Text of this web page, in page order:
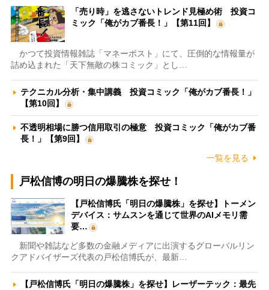
「売り時」を逃さないトレンド見極め術 投資コ
ミック「俺がカブ番長！」【第11回】
かつて投資情報雑誌「マネーポスト」にて、圧倒的な情報量が
詰め込まれた「天下無敵の株コミック」とし…
テクニカル分析・集中講義 投資コミック「俺がカブ番長！」
【第10回】
不透明相場に勝つ信用取引の極意 投資コミック「俺がカブ番
長！」【第9回】
一覧を見る
戸松信博の明日の爆騰株を探せ！
【戸松信博氏「明日の爆騰株」を探せ】トーメン
デバイス：サムスンを通じて世界のAIメモリ需
要…
新聞や雑誌など多数の金融メディアに出演するグローバルリン
クアドバイザーズ代表の戸松信博氏が、最新…
【戸松信博氏「明日の爆騰株」を探せ】レーザーテック：最先